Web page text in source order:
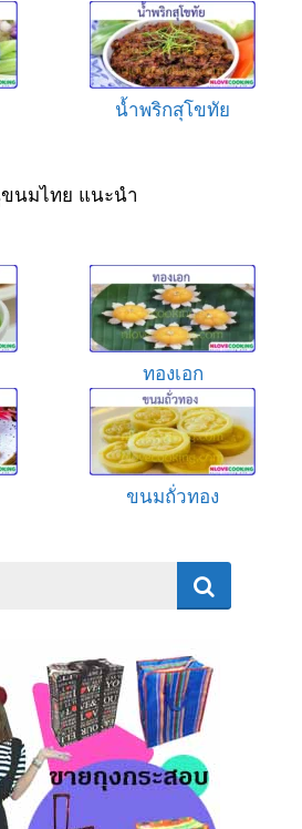
น้ำพริกสุโขทัย
นมไทย แนะนำ
ทองเอก
ขนมถั่วทอง